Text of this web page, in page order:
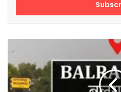
हुसैन
की
गूंजी
सदाएं